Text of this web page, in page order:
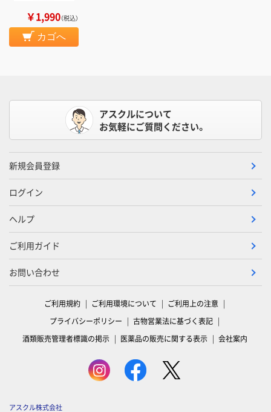
￥1,990（税込）
カゴへ
アスクルについて
お気軽にご質問ください。
新規会員登録
ログイン
ヘルプ
ご利用ガイド
お問い合わせ
ご利用規約 ご利用環境について
ご利用上の注意
プライバシーポリシー
古物営業法に基づく表記
酒類販売管理者標識の掲示
医薬品の販売に関する表示 会社案内
アスクル株式会社